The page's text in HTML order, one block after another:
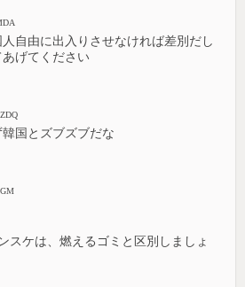
自由に出入りさせなければ差別だし
げてください
国とズブズブだな
スケは、燃えるゴミと区別しましょ